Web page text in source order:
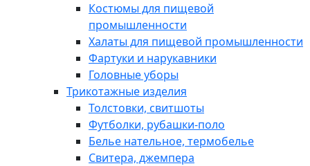
Костюмы для пищевой
промышленности
Халаты для пищевой промышленности
Фартуки и нарукавники
Головные уборы
Трикотажные изделия
Толстовки, свитшоты
Футболки, рубашки-поло
Белье нательное, термобелье
Свитера, джемпера